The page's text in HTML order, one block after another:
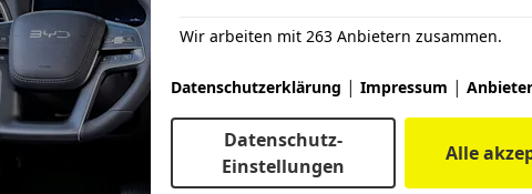
Wir arbeiten mit 263 Anbietern zusammen.
Datenschutzerklärung | Impressum |
Datenschutz-
Einstellungen
Alle